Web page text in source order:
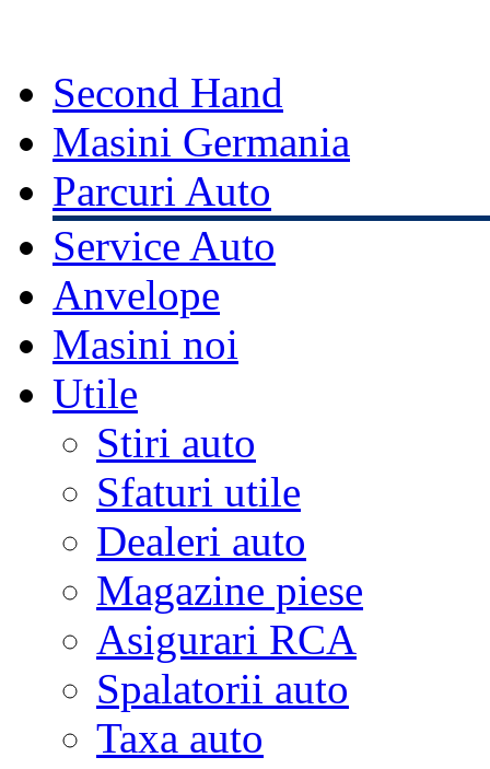
Second Hand
Masini Germania
Parcuri Auto
Service Auto
Anvelope
Masini noi
Utile
Stiri auto
Sfaturi utile
Dealeri auto
Magazine piese
Asigurari RCA
Spalatorii auto
Taxa auto